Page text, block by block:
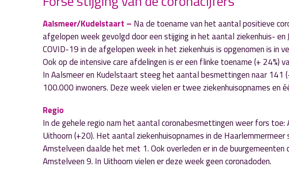
Aalsmeer/Kudelstaart – Na de toename van het aantal positieve
afgelopen week gevolgd door een stijging in het aantal ziekenhuis- en
COVID-19 in de afgelopen week in het ziekenhuis is opgenomen is in
Ook op de intensive care afdelingen is er een flinke toename (+ 24%)
In Aalsmeer en Kudelstaart steeg het aantal besmettingen naar
100.000 inwoners. Deze week vielen er twee ziekenhuisopnames en
Regio
In de gehele regio nam het aantal coronabesmettingen weer fors
Uithoorn (+20). Het aantal ziekenhuisopnames in de
Amstelveen daalde het met 1. Ook overleden er in de
Amstelveen 9. In Uithoorn vielen er deze week geen coronadoden.